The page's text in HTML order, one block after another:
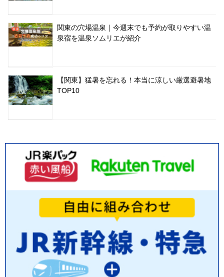
関東の穴場温泉｜今週末でも予約が取りやすい温
泉宿を温泉ソムリエが紹介
【関東】猛暑を忘れる！本当に涼しい厳選避暑地
TOP10